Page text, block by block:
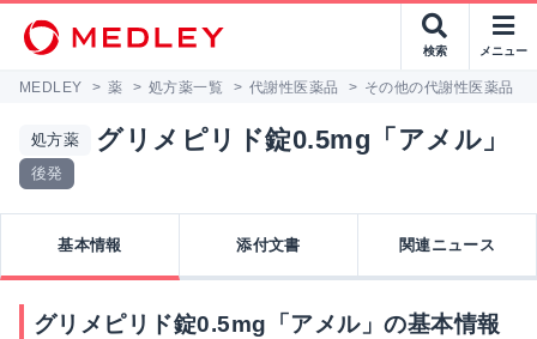
検索 メニュー
MEDLEY > 薬 > 処方薬一覧 > 代謝性医薬品 > その他の代謝性医薬品
処方薬 グリメピリド錠0.5mg「アメル」
後発
基本情報 添付文書 関連ニュース
グリメピリド錠0.5mg「アメル」の基本情報